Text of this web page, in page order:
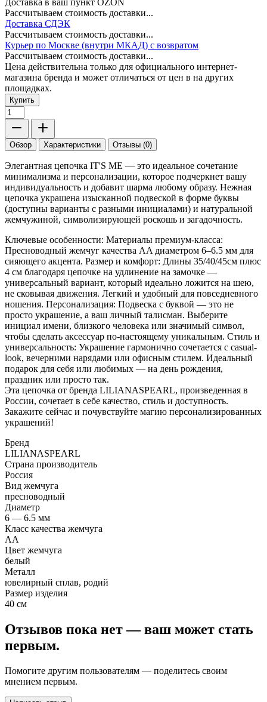
Рассчитываем стоимость доставки...
Доставка СДЭК
Рассчитываем стоимость доставки...
Курьер по Москве (внутри МКАД) с возвратом
Рассчитываем стоимость доставки...
Цена действительна только для официального интернет-
магазина бренда и может отличаться от цен в на других
площадках.
Купить
Обзор Характеристики Отзывы (0)
Элегантная цепочка IT'S ME — это идеальное сочетание
минимализма и персонализации, которое подчеркнет вашу
индивидуальность и добавит шарма любому образу. Нежная
цепочка украшена изысканной подвеской в форме буквы
(доступны варианты с разными инициалами) и натуральной
жемчужиной, символизирующей роскошь и загадочность.
Ключевые особенности: Материалы премиум-класса:
Пресноводный жемчуг качества AA диаметром 6–6.5 мм для
сияющего акцента. Размер и комфорт: Длины 35/40/45см плюс
4 см благодаря цепочке на удлинение на замочке —
универсальный вариант, который идеально ложится на шею,
не сковывая движения. Легкий и удобный для повседневного
ношения. Персонализация: Подвеска с буквой — это не
просто украшение, а ваш личный талисман. Выберите
инициал имени, близкого человека или значимый символ,
чтобы сделать аксессуар по-настоящему уникальным. Стиль и
универсальность: Украшение гармонично сочетается с casual-
look, вечерними нарядами или офисным стилем. Идеальный
подарок для себя или любимых — на день рождения,
праздник или просто так.
Эта цепочка от бренда LILIANASPEARL, произведенная в
России, сочетает в себе качество, стиль и доступность.
Закажите сейчас и почувствуйте магию персонализированных
украшений!
Бренд
LILIANASPEARL
Страна производитель
Россия
Вид жемчуга
пресноводный
Диаметр
6 — 6.5 мм
Класс качества жемчуга
АА
Цвет жемчуга
белый
Металл
ювелирный сплав, родий
Размер изделия
40 см
Отзывов пока нет — ваш может стать
первым.
Помогите другим пользователям — поделитесь своим
мнением первым.